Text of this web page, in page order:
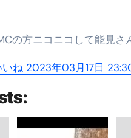
MCの方ニコニコして能見
いね 2023年03月17日